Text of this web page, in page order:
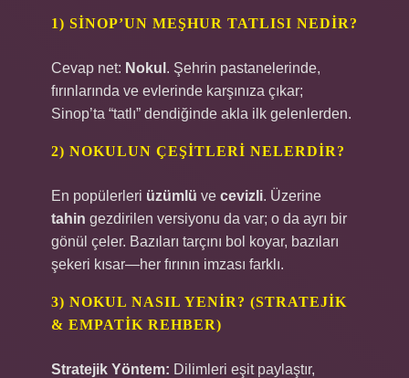
1) SINOP’UN MEŞHUR TATLISI NEDIR?
Cevap net: Nokul . Şehrin pastanelerinde,
fırınlarında ve evlerinde karşınıza çıkar;
Sinop’ta “tatlı” dendiğinde akla ilk gelenlerden.
2) NOKULUN ÇEŞITLERI NELERDIR?
En popülerleri üzümlü ve cevizli. Üzerine
tahin gezdirilen versiyonu da var; o da ayrı bir
gönül çeler. Bazıları tarçını bol koyar, bazıları
şekeri kısar—her fırının imzası farklı.
3) NOKUL NASIL YENIR? (STRATEJIK
& EMPATIK REHBER)
Stratejik Yöntem: Dilimleri eşit paylaştır,